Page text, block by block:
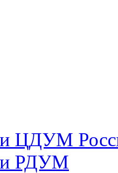
ЦДУМ
РДУМ